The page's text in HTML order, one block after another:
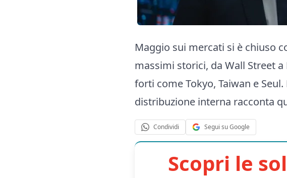
Maggio sui mercati si è chiuso
massimi storici, da Wall Street
forti come Tokyo, Taiwan e
distribuzione interna racconta
Condividi Segui su Google
Scopri le